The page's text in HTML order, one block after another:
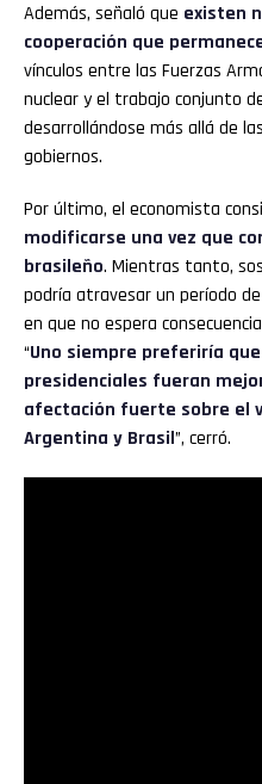
Además, señaló que existen
cooperación que
vínculos entre las Fuerzas
nuclear y el trabajo conjunto
desarrollándose más allá de
gobiernos.
Por último, el economista
modificarse una vez que
brasileño. Mientras tanto,
podría atravesar un período
en que no espera
“Uno siempre preferiría
presidenciales fueran
afectación fuerte sobre el
Argentina y Brasil”, cerró.